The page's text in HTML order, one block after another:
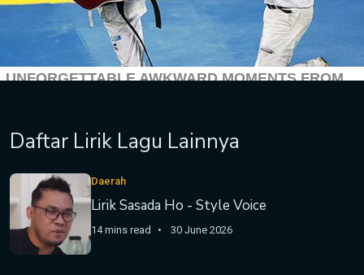
Daftar Lirik Lagu Lainnya
Daerah
Lirik Sasada Ho - Style Voice
14 mins read 30 June 2026